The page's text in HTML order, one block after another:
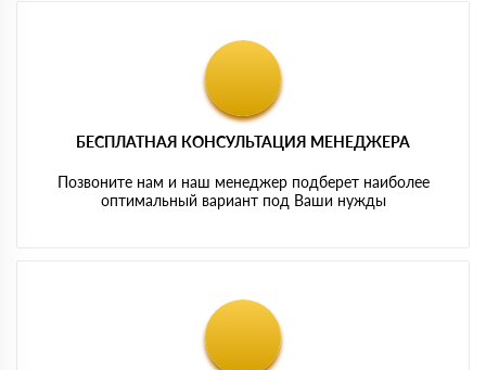
БЕСПЛАТНАЯ КОНСУЛЬТАЦИЯ МЕНЕДЖЕРА
Позвоните нам и наш менеджер подберет наиболее
оптимальный вариант под Ваши нужды